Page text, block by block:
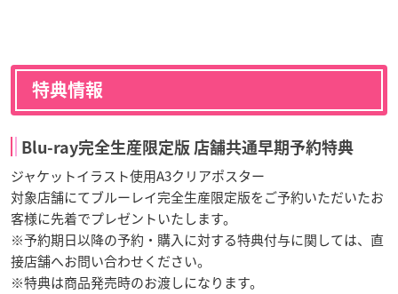
特典情報
Blu-ray完全生産限定版 店舗共通早期予約特典
ジャケットイラスト使用A3クリアポスター
対象店舗にてブルーレイ完全生産限定版をご予約いただいたお
客様に先着でプレゼントいたします。
※予約期日以降の予約・購入に対する特典付与に関しては、直
接店舗へお問い合わせください。
※特典は商品発売時のお渡しになります。